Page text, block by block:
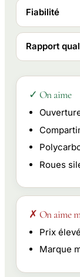
Fiabilité
Rapport
✓ On aime
Roues
✗ On aime
Prix élevé
Marque